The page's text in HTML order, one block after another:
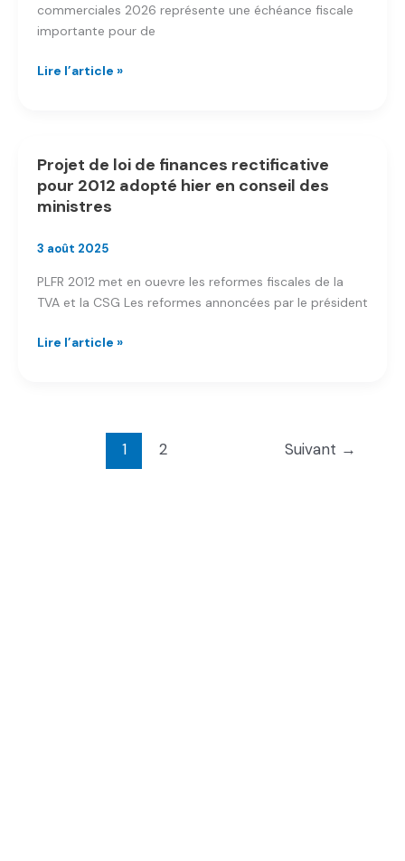
commerciales 2026 représente une échéance fiscale
importante pour de
Date
la
taxe
sur
surfaces
commerciales
2026
tout
Lire l’article »
Projet de loi de finances rectificative
pour 2012 adopté hier en conseil des
ministres
3 août 2025
PLFR 2012 met en ouevre les reformes fiscales de la
TVA et la CSG Les reformes annoncées par le président
Projet
Lire l’article »
1 2 Suivant →